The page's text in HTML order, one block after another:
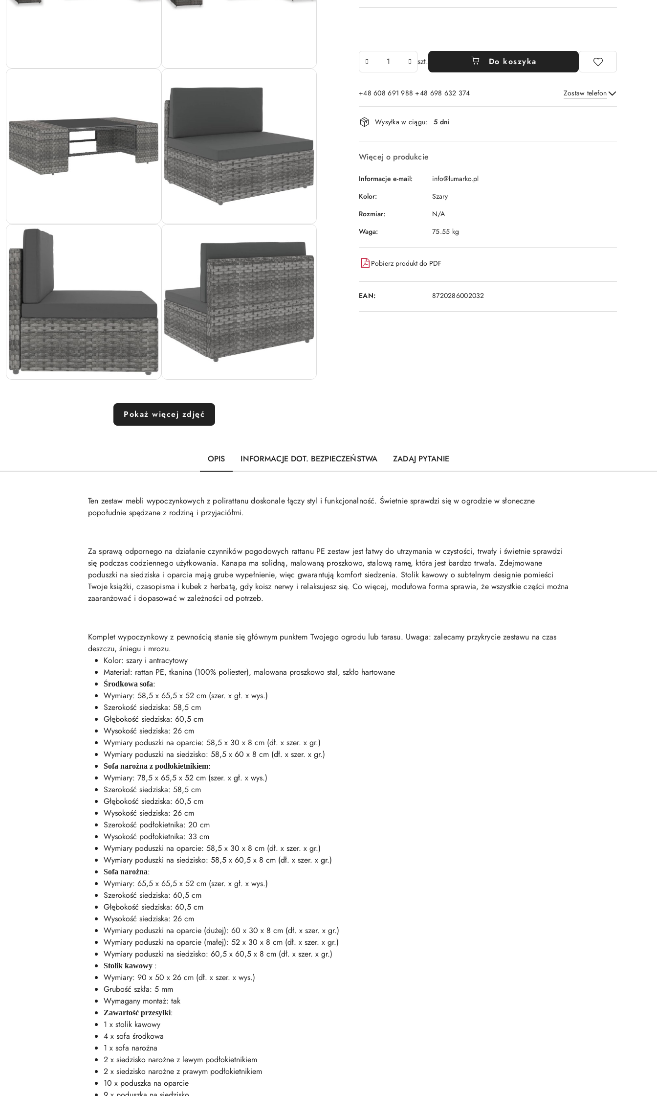
Pokaż więcej zdjęć
szt. Do koszyka
+48 608 691 988 +48 698 632 374 Zostaw telefon
Wyślij
Dostępność
i
dostawa
Wysyłka w ciągu: 5 dni
Więcej o produkcie
Informacje e-mail:
info@lumarko.pl
Kolor:
Szary
Rozmiar:
N/A
Waga:
75.55 kg
Pobierz produkt do PDF
EAN: 8720286002032
OPIS INFORMACJE DOT. BEZPIECZEŃSTWA ZADAJ PYTANIE
Ten zestaw mebli wypoczynkowych z polirattanu doskonale łączy styl i funkcjonalność. Świetnie sprawdzi się w ogrodzie w słoneczne
popołudnie spędzane z rodziną i przyjaciółmi.
Za sprawą odpornego na działanie czynników pogodowych rattanu PE zestaw jest łatwy do utrzymania w czystości, trwały i świetnie sprawdzi
się podczas codziennego użytkowania. Kanapa ma solidną, malowaną proszkowo, stalową ramę, która jest bardzo trwała. Zdejmowane
poduszki na siedziska i oparcia mają grube wypełnienie, więc gwarantują komfort siedzenia. Stolik kawowy o subtelnym designie pomieści
Twoje książki, czasopisma i kubek z herbatą, gdy koisz nerwy i relaksujesz się. Co więcej, modułowa forma sprawia, że wszystkie części można
zaaranżować i dopasować w zależności od potrzeb.
Komplet wypoczynkowy z pewnością stanie się głównym punktem Twojego ogrodu lub tarasu. Uwaga: zalecamy przykrycie zestawu na czas
deszczu, śniegu i mrozu.
Kolor: szary i antracytowy
Materiał: rattan PE, tkanina (100% poliester), malowana proszkowo stal, szkło hartowane
Środkowa sofa:
Wymiary: 58,5 x 65,5 x 52 cm (szer. x gł. x wys.)
Szerokość siedziska: 58,5 cm
Głębokość siedziska: 60,5 cm
Wysokość siedziska: 26 cm
Wymiary poduszki na oparcie: 58,5 x 30 x 8 cm (dł. x szer. x gr.)
Wymiary poduszki na siedzisko: 58,5 x 60 x 8 cm (dł. x szer. x gr.)
Sofa narożna z podłokietnikiem:
Wymiary: 78,5 x 65,5 x 52 cm (szer. x gł. x wys.)
Szerokość siedziska: 58,5 cm
Głębokość siedziska: 60,5 cm
Wysokość siedziska: 26 cm
Szerokość podłokietnika: 20 cm
Wysokość podłokietnika: 33 cm
Wymiary poduszki na oparcie: 58,5 x 30 x 8 cm (dł. x szer. x gr.)
Wymiary poduszki na siedzisko: 58,5 x 60,5 x 8 cm (dł. x szer. x gr.)
Sofa narożna:
Wymiary: 65,5 x 65,5 x 52 cm (szer. x gł. x wys.)
Szerokość siedziska: 60,5 cm
Głębokość siedziska: 60,5 cm
Wysokość siedziska: 26 cm
Wymiary poduszki na oparcie (dużej): 60 x 30 x 8 cm (dł. x szer. x gr.)
Wymiary poduszki na oparcie (małej): 52 x 30 x 8 cm (dł. x szer. x gr.)
Wymiary poduszki na siedzisko: 60,5 x 60,5 x 8 cm (dł. x szer. x gr.)
Stolik kawowy :
Wymiary: 90 x 50 x 26 cm (dł. x szer. x wys.)
Grubość szkła: 5 mm
Wymagany montaż: tak
Zawartość przesyłki:
1 x stolik kawowy
4 x sofa środkowa
1 x sofa narożna
2 x siedzisko narożne z lewym podłokietnikiem
2 x siedzisko narożne z prawym podłokietnikiem
10 x poduszka na oparcie